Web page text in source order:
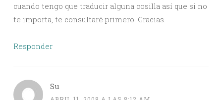
cuando tengo que traducir alguna cosilla así que si no
te importa, te consultaré primero. Gracias.
Responder
Su